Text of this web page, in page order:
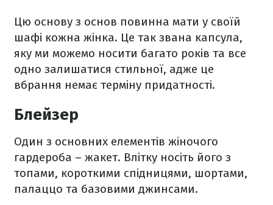
Цю основу з основ повинна мати у своїй
шафі кожна жінка. Це так звана капсула,
яку ми можемо носити багато років та все
одно залишатися стильної, адже це
вбрання немає терміну придатності.
Блейзер
Один з основних елементів жіночого
гардероба – жакет. Влітку носіть його з
топами, короткими спідницями, шортами,
палаццо та базовими джинсами.